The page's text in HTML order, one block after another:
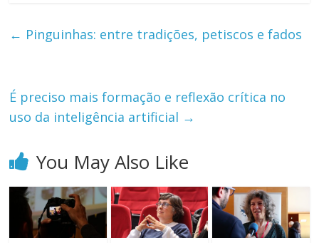
← Pinguinhas: entre tradições, petiscos e fados
É preciso mais formação e reflexão crítica no
uso da inteligência artificial →
You May Also Like